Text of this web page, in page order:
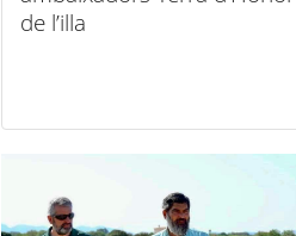
de l’illa